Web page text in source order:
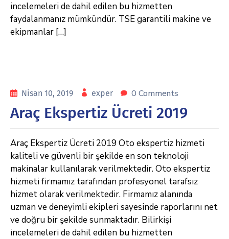
incelemeleri de dahil edilen bu hizmetten
faydalanmanız mümkündür. TSE garantili makine ve
ekipmanlar […]
Nisan 10, 2019 exper 0 Comments
Araç Ekspertiz Ücreti 2019
Araç Ekspertiz Ücreti 2019 Oto ekspertiz hizmeti
kaliteli ve güvenli bir şekilde en son teknoloji
makinalar kullanılarak verilmektedir. Oto ekspertiz
hizmeti firmamız tarafından profesyonel tarafsız
hizmet olarak verilmektedir. Firmamız alanında
uzman ve deneyimli ekipleri sayesinde raporlarını net
ve doğru bir şekilde sunmaktadır. Bilirkişi
incelemeleri de dahil edilen bu hizmetten